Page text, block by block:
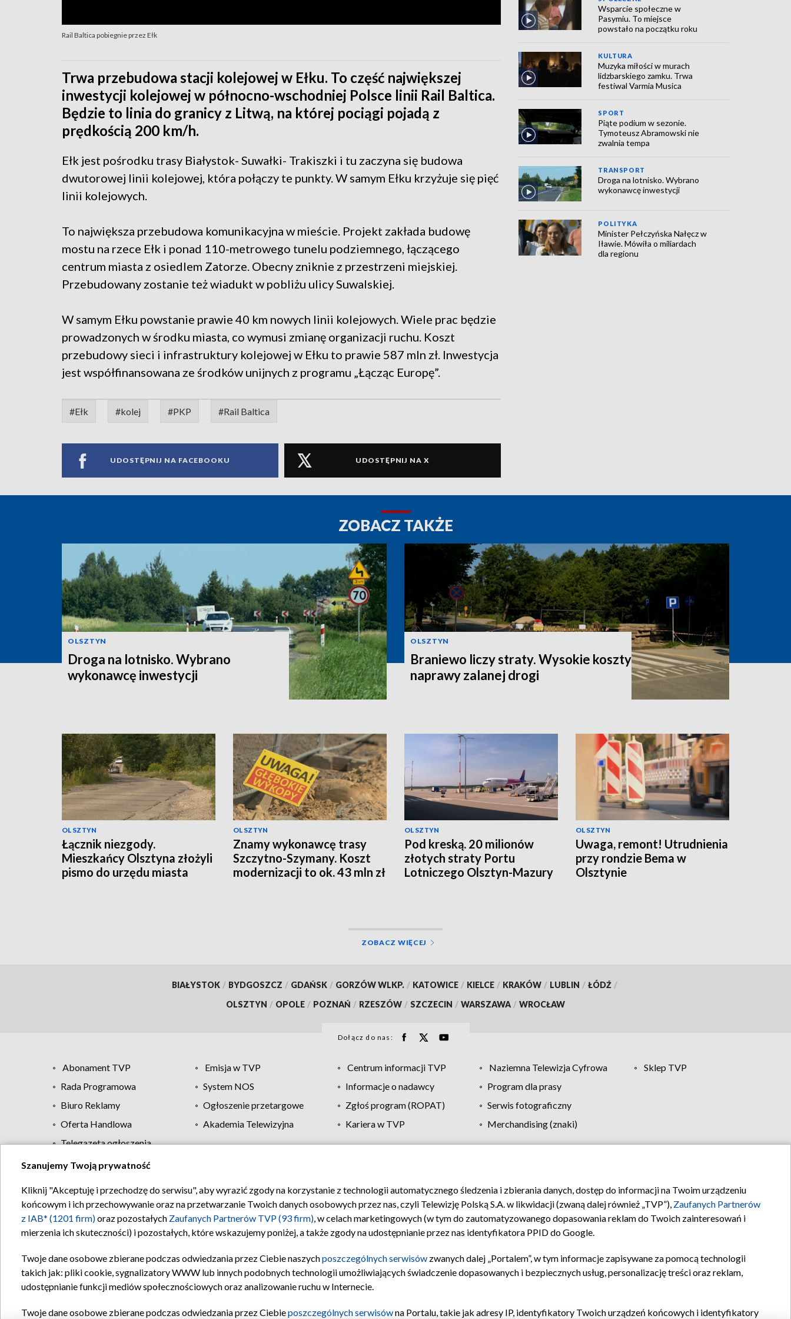
Rail Baltica pobiegnie przez Ełk
Trwa przebudowa stacji kolejowej w Ełku. To część największej
inwestycji kolejowej w północno-wschodniej Polsce linii Rail Baltica.
Będzie to linia do granicy z Litwą, na której pociągi pojadą z
prędkością 200 km/h.
Ełk jest pośrodku trasy Białystok- Suwałki- Trakiszki i tu zaczyna się budowa
dwutorowej linii kolejowej, która połączy te punkty. W samym Ełku krzyżuje się pięć
linii kolejowych.
To największa przebudowa komunikacyjna w mieście. Projekt zakłada budowę
mostu na rzece Ełk i ponad 110-metrowego tunelu podziemnego, łączącego
centrum miasta z osiedlem Zatorze. Obecny zniknie z przestrzeni miejskiej.
Przebudowany zostanie też wiadukt w pobliżu ulicy Suwalskiej.
W samym Ełku powstanie prawie 40 km nowych linii kolejowych. Wiele prac będzie
prowadzonych w środku miasta, co wymusi zmianę organizacji ruchu. Koszt
przebudowy sieci i infrastruktury kolejowej w Ełku to prawie 587 mln zł. Inwestycja
jest współfinansowana ze środków unijnych z programu „Łącząc Europę”.
#Ełk #kolej #PKP #Rail Baltica
UDOSTĘPNIJ NA FACEBOOKU UDOSTĘPNIJ NA X
Wsparcie społeczne w
Pasymiu. To miejsce
powstało na początku roku
KULTURA
Muzyka miłości w murach
lidzbarskiego zamku. Trwa
festiwal Varmia Musica
SPORT
Piąte podium w sezonie.
Tymoteusz Abramowski nie
zwalnia tempa
TRANSPORT
Droga na lotnisko. Wybrano
wykonawcę inwestycji
POLITYKA
Minister Pełczyńska Nałęcz w
Iławie. Mówiła o miliardach
dla regionu
ZOBACZ TAKŻE
OLSZTYN
Droga na lotnisko. Wybrano
wykonawcę inwestycji
OLSZTYN
Braniewo liczy straty. Wysokie koszty
naprawy zalanej drogi
OLSZTYN
Łącznik niezgody.
Mieszkańcy Olsztyna złożyli
pismo do urzędu miasta
OLSZTYN
Znamy wykonawcę trasy
Szczytno-Szymany. Koszt
modernizacji to ok. 43 mln zł
OLSZTYN
Pod kreską. 20 milionów
złotych straty Portu
Lotniczego Olsztyn-Mazury
OLSZTYN
Uwaga, remont! Utrudnienia
przy rondzie Bema w
Olsztynie
ZOBACZ WIĘCEJ
BIAŁYSTOK / BYDGOSZCZ / GDAŃSK / GORZÓW WLKP. / KATOWICE / KIELCE / KRAKÓW / LUBLIN / ŁÓDŹ /
OLSZTYN / OPOLE / POZNAŃ / RZESZÓW / SZCZECIN / WARSZAWA / WROCŁAW
Dołącz do nas:
Abonament TVP Emisja w TVP Centrum informacji TVP Naziemna Telewizja Cyfrowa
Sklep TVP
Rada Programowa
System NOS Informacje o nadawcy
Program dla prasy
Biuro Reklamy
Ogłoszenie przetargowe Zgłoś program (ROPAT)
Serwis fotograficzny
Oferta Handlowa
Akademia Telewizyjna Kariera w TVP
Merchandising (znaki)
Telegazeta ogłoszenia
Regulamin TVP Polityka prywatności Moje zgody Pomoc Biuro reklamy Kontakt
Szanujemy Twoją prywatność
Kliknij "Akceptuję i przechodzę do serwisu", aby wyrazić zgody na korzystanie z technologii automatycznego śledzenia i zbierania danych, dostęp do informacji na Twoim urządzeniu
końcowym i ich przechowywanie oraz na przetwarzanie Twoich danych osobowych przez nas, czyli Telewizję Polską S.A. w likwidacji (zwaną dalej również „TVP”), Zaufanych Partnerów
z IAB* (1201 firm)oraz pozostałych Zaufanych Partnerów TVP (93 firm), w celach marketingowych (w tym do zautomatyzowanego dopasowania reklam do Twoich zainteresowań i
mierzenia ich skuteczności) i pozostałych, które wskazujemy poniżej, a także zgody na udostępnianie przez nas identyfikatora PPID do Google.
Twoje dane osobowe zbierane podczas odwiedzania przez Ciebie naszychposzczególnych serwisów zwanych dalej „Portalem”, w tym informacje zapisywane za pomocą technologii
takich jak: pliki cookie, sygnalizatory WWW lub innych podobnych technologii umożliwiających świadczenie dopasowanych i bezpiecznych usług, personalizację treści oraz reklam,
udostępnianie funkcji mediów społecznościowych oraz analizowanie ruchu w Internecie.
Twoje dane osobowe zbierane podczas odwiedzania przez Ciebieposzczególnych serwisówna Portalu, takie jak adresy IP, identyfikatory Twoich urządzeń końcowych i identyfikatory